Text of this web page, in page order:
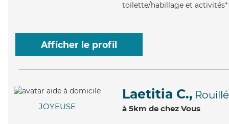
toilette/habillage et activités*
Afficher le profil
JOYEUSE
Laetitia C., Rouillé
à 5km de chez Vous